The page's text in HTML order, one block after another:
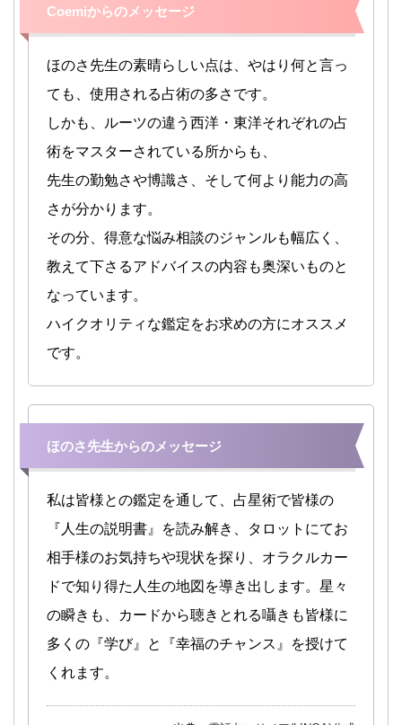
Coemiからのメッセージ
ほのさ先生の素晴らしい点は、やはり何と言っ
ても、使用される占術の多さです。
しかも、ルーツの違う西洋・東洋それぞれの占
術をマスターされている所からも、
先生の勤勉さや博識さ、そして何より能力の高
さが分かります。
その分、得意な悩み相談のジャンルも幅広く、
教えて下さるアドバイスの内容も奥深いものと
なっています。
ハイクオリティな鑑定をお求めの方にオススメ
です。
ほのさ先生からのメッセージ
私は皆様との鑑定を通して、占星術で皆様の
『人生の説明書』を読み解き、タロットにてお
相手様のお気持ちや現状を探り、オラクルカー
ドで知り得た人生の地図を導き出します。星々
の瞬きも、カードから聴きとれる囁きも皆様に
多くの『学び』と『幸福のチャンス』を授けて
くれます。